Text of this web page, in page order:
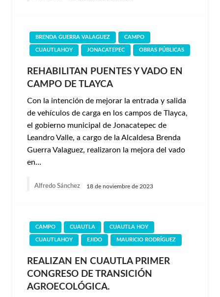
BRENDA GUERRA VALAGUEZ CAMPO
CUAUTLAHOY JONACATEPEC OBRAS PÚBLICAS
REHABILITAN PUENTES Y VADO EN
CAMPO DE TLAYCA
Con la intención de mejorar la entrada y salida
de vehículos de carga en los campos de Tlayca,
el gobierno municipal de Jonacatepec de
Leandro Valle, a cargo de la Alcaldesa Brenda
Guerra Valaguez, realizaron la mejora del vado
en…
Alfredo Sánchez 18 de noviembre de 2023
CAMPO CUAUTLA CUAUTLA HOY
CUAUTLAHOY EJIDO MAURICIO RODRÍGUEZ
REALIZAN EN CUAUTLA PRIMER
CONGRESO DE TRANSICIÓN
AGROECOLÓGICA.